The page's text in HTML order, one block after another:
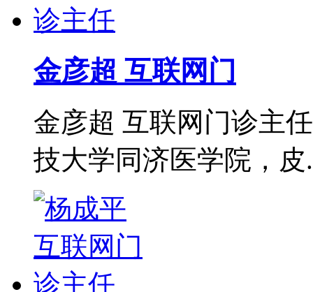
金彦超 互联网门
金彦超 互联网门诊主
技大学同济医学院，皮